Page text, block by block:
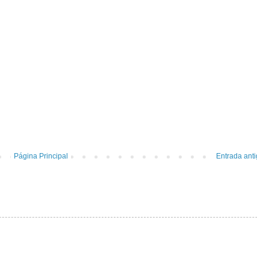
Entrada
Página Principal